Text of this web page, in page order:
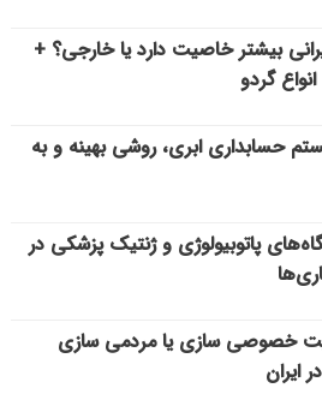
بیشتر خاصیت دارد یا خارجی؟ +
گردو
حسابداری ابری، روشی بهینه و به
پاتوبیولوژی و ژنتیک پزشکی در
خصوصی سازی یا مردمی سازی
ایران